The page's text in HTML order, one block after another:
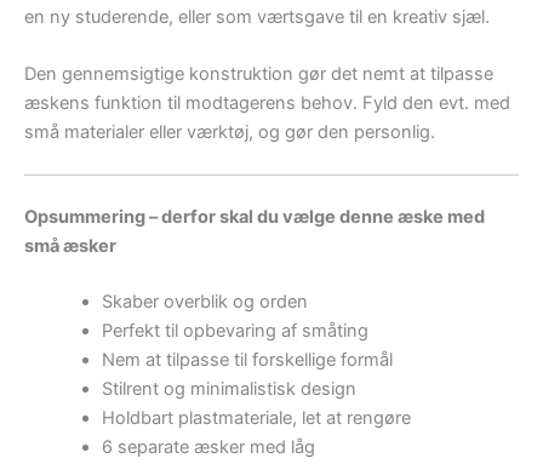
en ny studerende, eller som værtsgave til en kreativ sjæl.
Den gennemsigtige konstruktion gør det nemt at tilpasse
æskens funktion til modtagerens behov. Fyld den evt. med
små materialer eller værktøj, og gør den personlig.
Opsummering – derfor skal du vælge denne æske med
små æsker
Skaber overblik og orden
Perfekt til opbevaring af småting
Nem at tilpasse til forskellige formål
Stilrent og minimalistisk design
Holdbart plastmateriale, let at rengøre
6 separate æsker med låg